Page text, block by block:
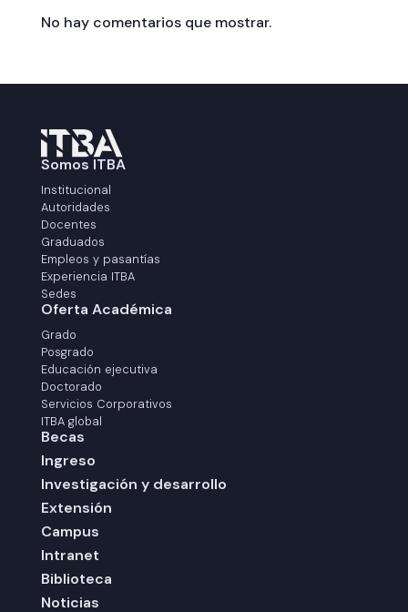
No hay comentarios que mostrar.
Somos ITBA
Institucional
Autoridades
Docentes
Graduados
Empleos y pasantías
Experiencia ITBA
Sedes
Oferta Académica
Grado
Posgrado
Educación ejecutiva
Doctorado
Servicios Corporativos
ITBA global
Becas
Ingreso
Investigación y desarrollo
Extensión
Campus
Intranet
Biblioteca
Noticias